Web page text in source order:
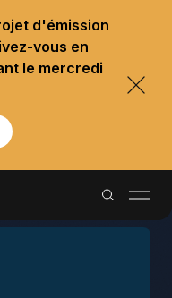
d'émission
vous en
le mercredi